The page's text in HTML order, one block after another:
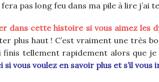
fera pas long feu dans ma pile à lire j’ai
dans cette histoire si vous aimez les
plus haut ! C’est vraiment une très
tellement rapidement alors que je
vous voulez en savoir plus et s’il vous